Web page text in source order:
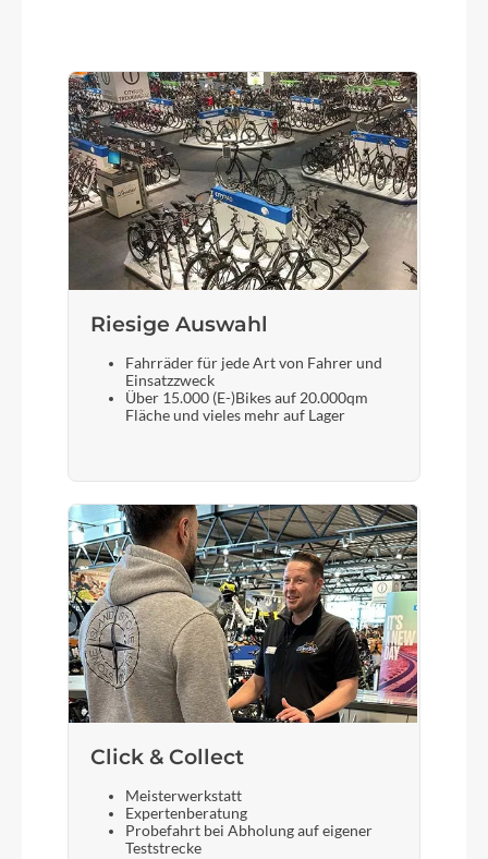
Riesige Auswahl
Fahrräder für jede Art von Fahrer und
Einsatzzweck
Über 15.000 (E-)Bikes auf 20.000qm
Fläche und vieles mehr auf Lager
Click & Collect
Meisterwerkstatt
Expertenberatung
Probefahrt bei Abholung auf eigener
Teststrecke